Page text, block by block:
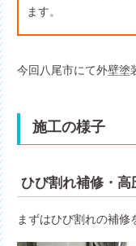
ます。
今回八尾市にて外壁塗
施工の様子
ひび割れ補修・高
まずはひび割れの補修